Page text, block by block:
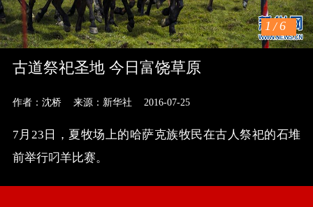
1 /6
古道祭祀圣地 今日富饶草原
作者：沈桥 来源：新华社 2016-07-25
7月23日，夏牧场上的哈萨克族牧民在古人祭祀的石堆
前举行叼羊比赛。